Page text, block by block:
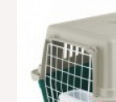
למועדפים